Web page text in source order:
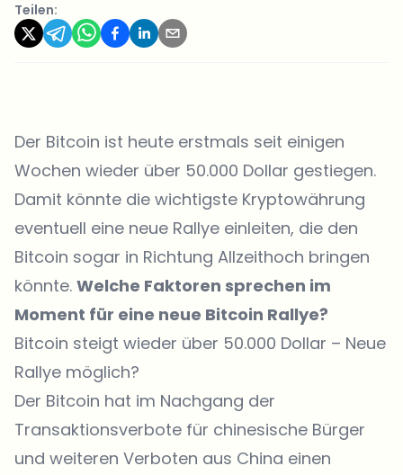
Teilen:
Der Bitcoin ist heute erstmals seit einigen
Wochen wieder über 50.000 Dollar gestiegen.
Damit könnte die wichtigste Kryptowährung
eventuell eine neue Rallye einleiten, die den
Bitcoin sogar in Richtung Allzeithoch bringen
könnte. Welche Faktoren sprechen im
Moment für eine neue Bitcoin Rallye?
Bitcoin steigt wieder über 50.000 Dollar – Neue
Rallye möglich?
Der Bitcoin hat im Nachgang der
Transaktionsverbote für chinesische Bürger
und weiteren Verboten aus China einen